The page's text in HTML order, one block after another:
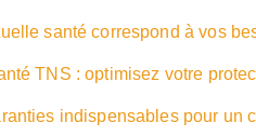
santé correspond à vos
TNS : optimisez votre
indispensables pour un